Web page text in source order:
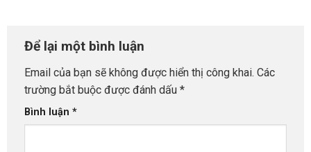
Để lại một bình luận
Email của bạn sẽ không được hiển thị công khai. Các
trường bắt buộc được đánh dấu *
Bình luận *